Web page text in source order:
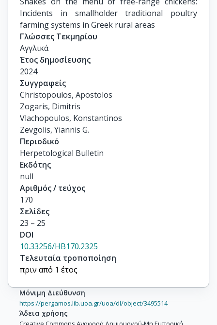
Incidents in smallholder traditional poultry
farming systems in Greek rural areas
Γλώσσες Τεκμηρίου
Αγγλικά
Έτος δημοσίευσης
2024
Συγγραφείς
Christopoulos, Apostolos
Zogaris, Dimitris
Vlachopoulos, Konstantinos
Zevgolis, Yiannis G.
Περιοδικό
Herpetological Bulletin
Εκδότης
null
Αριθμός / τεύχος
170
Σελίδες
23 – 25
DOI
10.33256/HB170.2325
Τελευταία τροποποίηση
πριν από 1 έτος
Μόνιμη Διεύθυνση
https://pergamos.lib.uoa.gr/uoa/dl/object/3495514
Άδεια χρήσης